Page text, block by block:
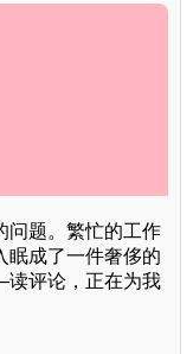
问题。繁忙的工作
眠成了一件奢侈的
评论，正在为我